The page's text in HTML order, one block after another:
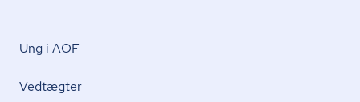
Ung i AOF
Vedtægter